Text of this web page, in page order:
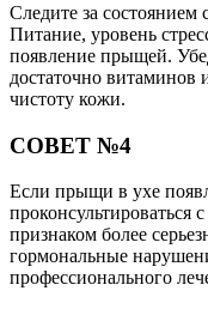
Следите за
Питание, уровень
появление прыщей.
достаточно витаминов
чистоту кожи.
СОВЕТ №4
Если прыщи в ухе
проконсультироваться
признаком более
гормональные
профессионального